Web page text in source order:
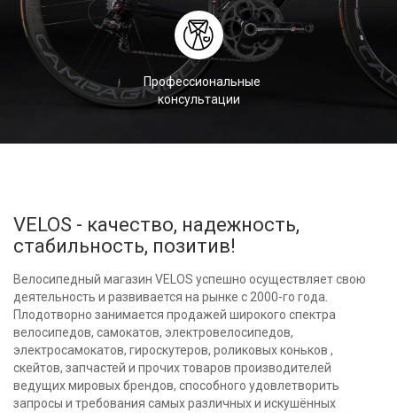
Профессиональные
консультации
VELOS - качество, надежность,
стабильность, позитив!
Велосипедный магазин VELOS успешно осуществляет свою
деятельность и развивается на рынке с 2000-го года.
Плодотворно занимается продажей широкого спектра
велосипедов, самокатов, электровелосипедов,
электросамокатов, гироскутеров, роликовых коньков ,
скейтов, запчастей и прочих товаров производителей
ведущих мировых брендов, способного удовлетворить
запросы и требования самых различных и искушённых